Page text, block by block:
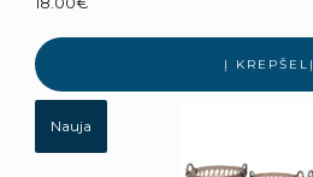
Į KREPŠELĮ
Nauja